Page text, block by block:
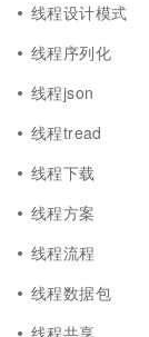
线程设计模式
线程序列化
线程json
线程tread
线程下载
线程方案
线程流程
线程数据包
线程共享